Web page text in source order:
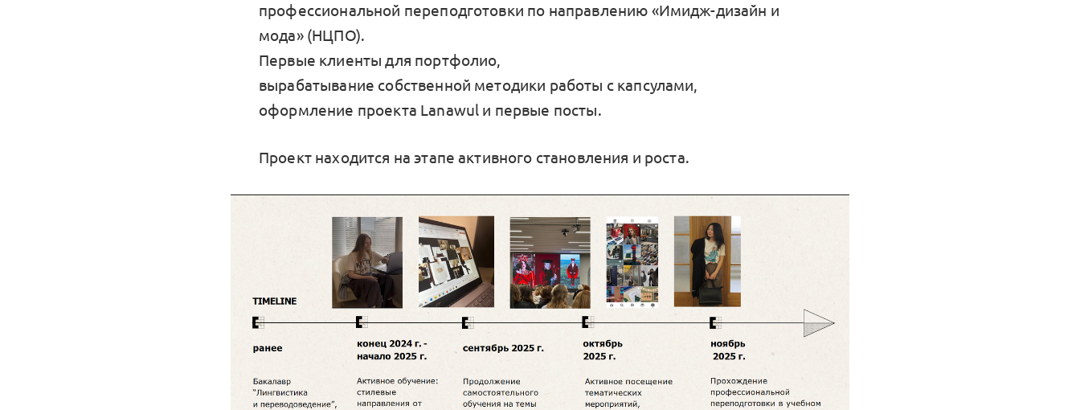
профессиональной переподготовки по направлению «Имидж-дизайн и
мода» (НЦПО).
Первые клиенты для портфолио,
вырабатывание собственной методики работы с капсулами,
оформление проекта Lanawul и первые посты.
Проект находится на этапе активного становления и роста.